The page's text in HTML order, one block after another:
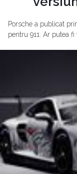
Porsche a publicat
pentru 911. Ar putea